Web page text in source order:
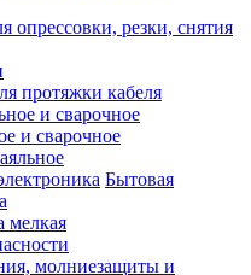
опрессовки, резки, снятия
протяжки кабеля
и сварочное
Бытовая
мелкая